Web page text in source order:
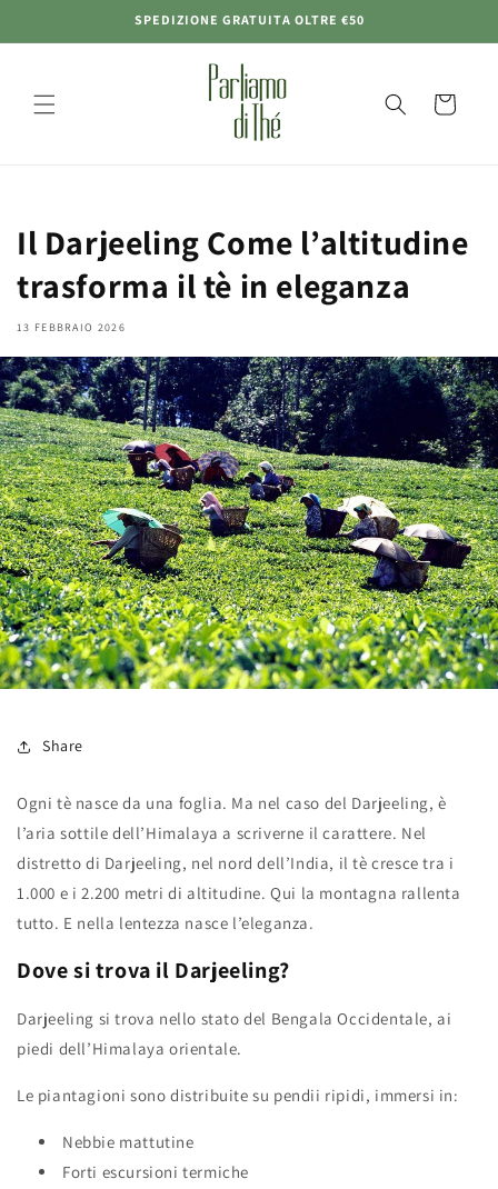
ai contenuti
SPEDIZIONE GRATUITA OLTRE €50
Carrello
Il Darjeeling Come l’altitudine
trasforma il tè in eleganza
13 FEBBRAIO 2026
Share
Ogni tè nasce da una foglia. Ma nel caso del Darjeeling, è
l’aria sottile dell’Himalaya a scriverne il carattere. Nel
distretto di Darjeeling, nel nord dell’India, il tè cresce tra i
1.000 e i 2.200 metri di altitudine. Qui la montagna rallenta
tutto. E nella lentezza nasce l’eleganza.
Dove si trova il Darjeeling?
Darjeeling si trova nello stato del Bengala Occidentale, ai
piedi dell’Himalaya orientale.
Le piantagioni sono distribuite su pendii ripidi, immersi in:
Nebbie mattutine
Forti escursioni termiche